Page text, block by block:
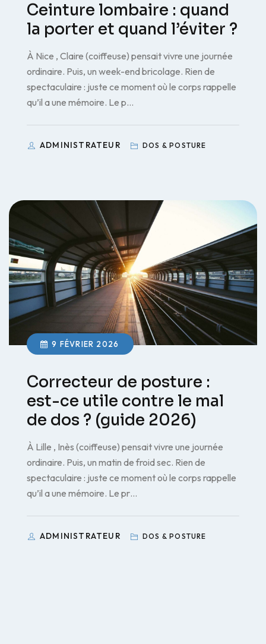
Ceinture lombaire : quand
la porter et quand l’éviter ?
À Nice , Claire (coiffeuse) pensait vivre une journée
ordinaire. Puis, un week-end bricolage. Rien de
spectaculaire : juste ce moment où le corps rappelle
qu’il a une mémoire. Le p…
ADMINISTRATEUR DOS & POSTURE
9 FÉVRIER 2026
Correcteur de posture :
est-ce utile contre le mal
de dos ? (guide 2026)
À Lille , Inès (coiffeuse) pensait vivre une journée
ordinaire. Puis, un matin de froid sec. Rien de
spectaculaire : juste ce moment où le corps rappelle
qu’il a une mémoire. Le pr…
ADMINISTRATEUR DOS & POSTURE